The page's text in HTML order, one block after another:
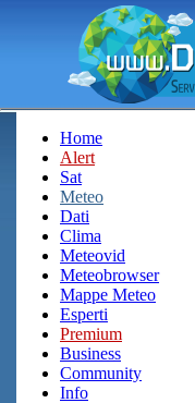
Home
Alert
Sat
Meteo
Dati
Clima
Meteovid
Meteobrowser
Mappe Meteo
Esperti
Premium
Business
Community
Info